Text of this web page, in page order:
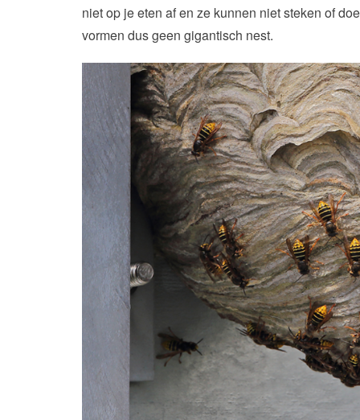
niet op je eten af en ze kunnen niet steken of
vormen dus geen gigantisch nest.